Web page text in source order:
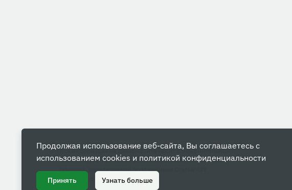
Вся информация на данном сайте носит ознакомительный
характер и ни при каких условиях не является публичной
офертой, определяемой положениями Статьи 437
Гражданского кодекса РФ.
Продолжая использование веб-сайта, Вы соглашаетесь с
использованием cookies и политикой конфиденциальности
Принять Узнать больше